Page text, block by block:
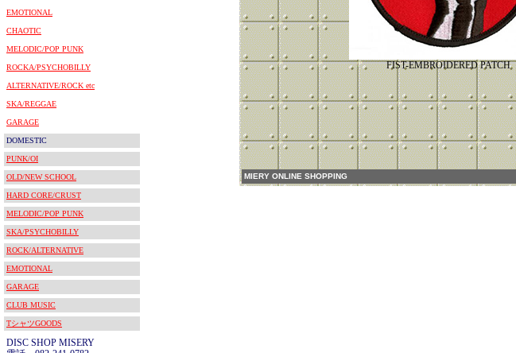
EMOTIONAL
CHAOTIC
MELODIC/POP PUNK
ROCKA/PSYCHOBILLY
ALTERNATIVE/ROCK etc
SKA/REGGAE
GARAGE
DOMESTIC
PUNK/OI
OLD/NEW SCHOOL
HARD CORE/CRUST
MELODIC/POP PUNK
SKA/PSYCHOBILLY
ROCK/ALTERNATIVE
EMOTIONAL
GARAGE
CLUB MUSIC
TシャツGOODS
DISC SHOP MISERY
FIST-EMBROIDERED PATCH
MIERY ONLINE SHOPPING